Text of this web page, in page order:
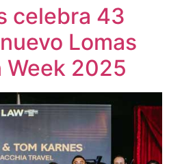
celebra 43
Lomas
2025